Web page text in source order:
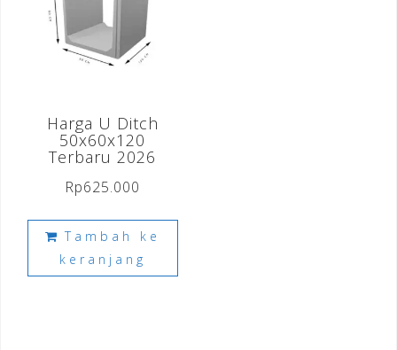
Harga U Ditch
50x60x120
Terbaru 2026
Rp625.000
Tambah ke
keranjang